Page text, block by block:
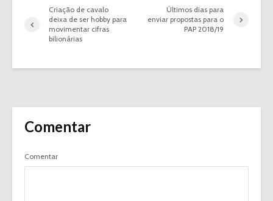
Criação de cavalo
deixa de ser hobby para
movimentar cifras
bilionárias
Últimos dias para
enviar propostas para o
PAP 2018/19
Comentar
Comentar